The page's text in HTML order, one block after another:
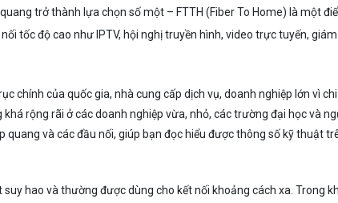
trở thành lựa chọn số một – FTTH (Fiber To Home) là một
tốc độ cao như IPTV, hội nghị truyền hình, video trực tuyến, giám
chính của quốc gia, nhà cung cấp dịch vụ, doanh nghiệp lớn vì chi
rộng rãi ở các doanh nghiệp vừa, nhỏ, các trường đại học và
và các đầu nối, giúp bạn đọc hiểu được thông số kỹ thuật
hao và thường được dùng cho kết nối khoảng cách xa. Trong